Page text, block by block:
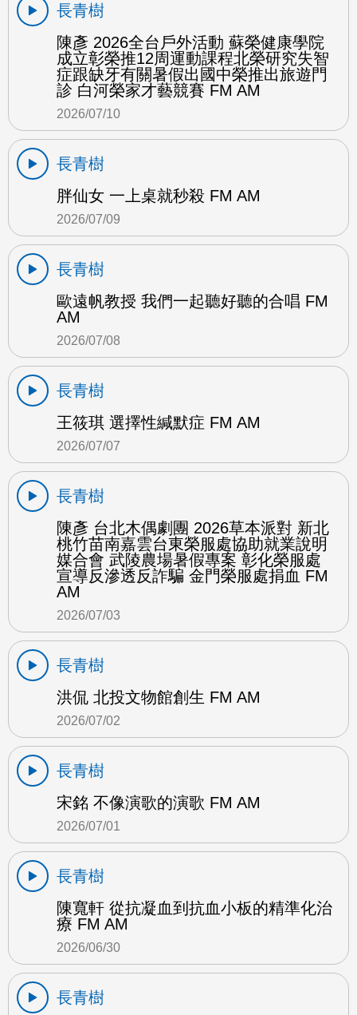
長青樹
陳彥 2026全台戶外活動 蘇榮健康學院
成立彰榮推12周運動課程北榮研究失智
症跟缺牙有關暑假出國中榮推出旅遊門
診 白河榮家才藝競賽 FM AM
2026/07/10
長青樹
胖仙女 一上桌就秒殺 FM AM
2026/07/09
長青樹
歐遠帆教授 我們一起聽好聽的合唱 FM
AM
2026/07/08
長青樹
王筱琪 選擇性緘默症 FM AM
2026/07/07
長青樹
陳彥 台北木偶劇團 2026草本派對 新北
桃竹苗南嘉雲台東榮服處協助就業說明
媒合會 武陵農場暑假專案 彰化榮服處
宣導反滲透反詐騙 金門榮服處捐血 FM
AM
2026/07/03
長青樹
洪侃 北投文物館創生 FM AM
2026/07/02
長青樹
宋銘 不像演歌的演歌 FM AM
2026/07/01
長青樹
陳寬軒 從抗凝血到抗血小板的精準化治
療 FM AM
2026/06/30
長青樹